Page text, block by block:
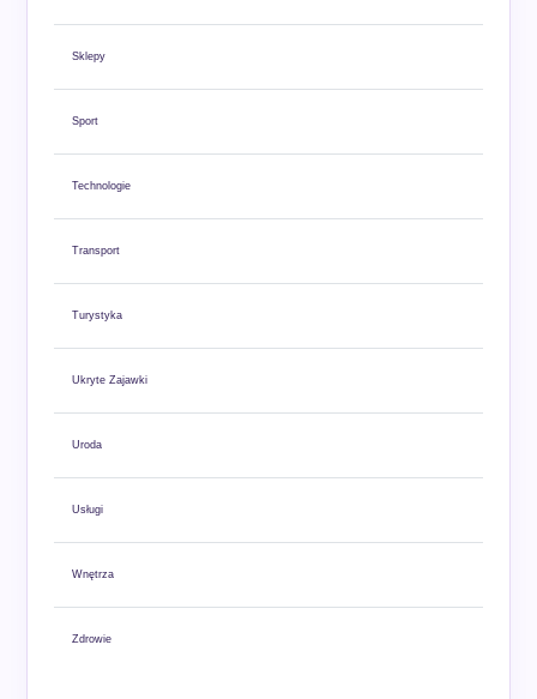
Sklepy
Sport
Technologie
Transport
Turystyka
Ukryte Zajawki
Uroda
Usługi
Wnętrza
Zdrowie